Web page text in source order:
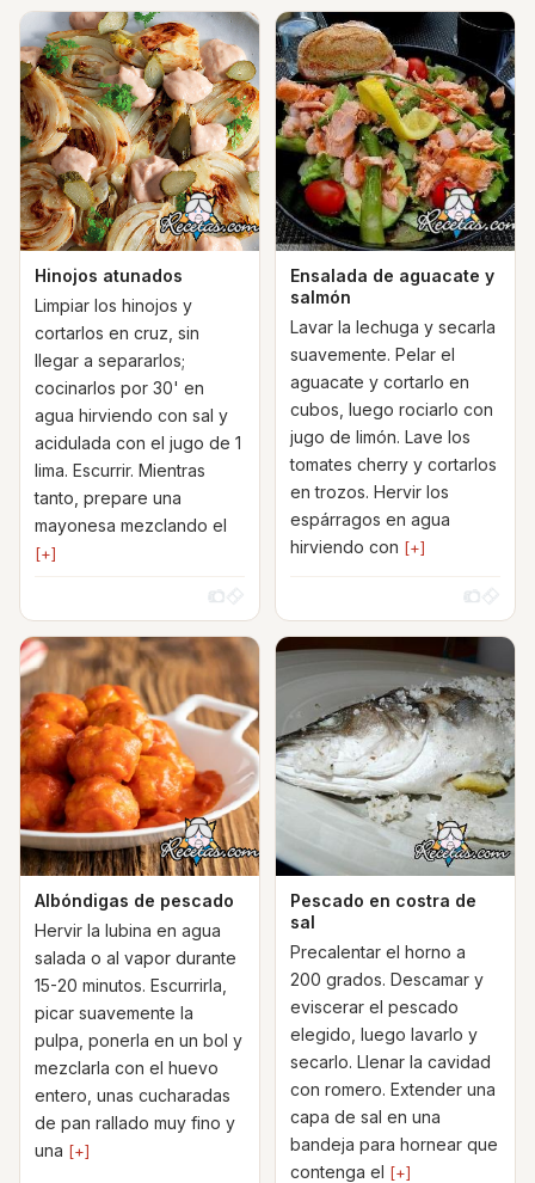
Hinojos atunados
Limpiar los hinojos y
cortarlos en cruz, sin
llegar a separarlos;
cocinarlos por 30' en
agua hirviendo con sal y
acidulada con el jugo de 1
lima. Escurrir. Mientras
tanto, prepare una
mayonesa mezclando el
[+]
Ensalada de aguacate y
salmón
Lavar la lechuga y secarla
suavemente. Pelar el
aguacate y cortarlo en
cubos, luego rociarlo con
jugo de limón. Lave los
tomates cherry y cortarlos
en trozos. Hervir los
espárragos en agua
hirviendo con [+]
Albóndigas de pescado
Hervir la lubina en agua
salada o al vapor durante
15-20 minutos. Escurrirla,
picar suavemente la
pulpa, ponerla en un bol y
mezclarla con el huevo
entero, unas cucharadas
de pan rallado muy fino y
una [+]
Pescado en costra de
sal
Precalentar el horno a
200 grados. Descamar y
eviscerar el pescado
elegido, luego lavarlo y
secarlo. Llenar la cavidad
con romero. Extender una
capa de sal en una
bandeja para hornear que
contenga el [+]